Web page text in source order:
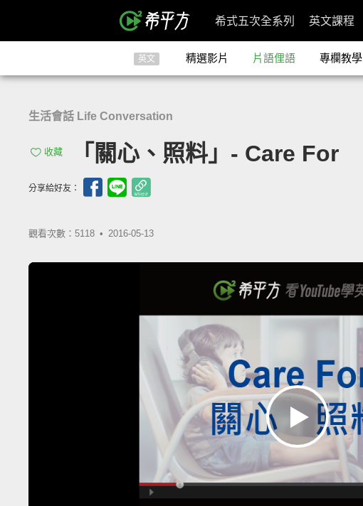
希式五次全系列 英文課程
英文 精選影片 片語俚語 專欄教學
生活會話 Life Conversation
收藏 「關心、照料」- Care For
分享給好友：
觀看次數：5118 • 2016-05-13